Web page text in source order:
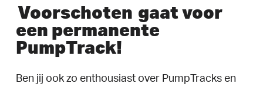
Voorschoten gaat voor
een permanente
PumpTrack!
Ben jij ook zo enthousiast over PumpTracks en